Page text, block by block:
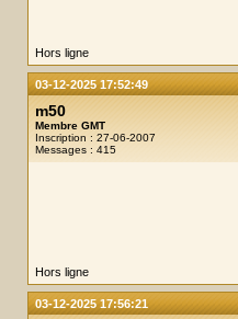
Hors ligne
03-12-2025 17:52:49
m50
Membre GMT
Inscription : 27-06-2007
Messages : 415
Hors ligne
03-12-2025 17:56:21